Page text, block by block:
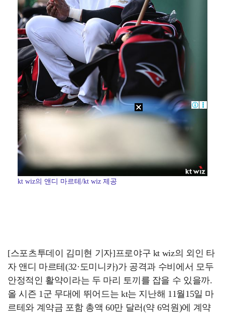
kt wiz의 앤디 마르테/kt wiz 제공
[스포츠투데이 김미현 기자]프로야구 kt wiz의 외인 타
자 앤디 마르테(32·도미니카)가 공격과 수비에서 모두
안정적인 활약이라는 두 마리 토끼를 잡을 수 있을까.
올 시즌 1군 무대에 뛰어드는 kt는 지난해 11월15일 마
르테와 계약금 포함 총액 60만 달러(약 6억원)에 계약